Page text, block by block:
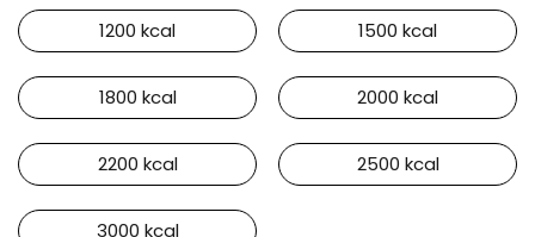
1200 kcal 1500 kcal
1800 kcal 2000 kcal
2200 kcal 2500 kcal
3000 kcal